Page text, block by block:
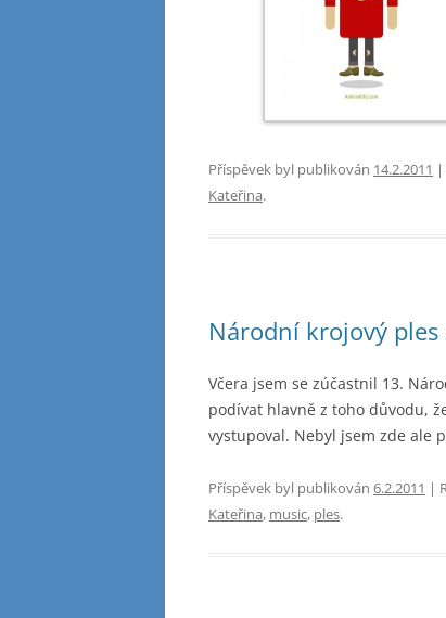
Příspěvek byl publikován 14.2.2011 |
Kateřina.
Národní krojový ples
Včera jsem se zúčastnil 13.
podívat hlavně z toho důvodu,
vystupoval. Nebyl jsem zde ale
Příspěvek byl publikován 6.2.2011 |
Kateřina, music, ples.